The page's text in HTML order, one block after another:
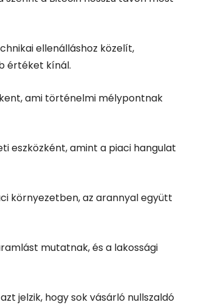
ellenálláshoz közelít,
értéket kínál.
ami történelmi mélypontnak
eszközként, amint a piaci hangulat
környezetben, az arannyal együtt
mutatnak, és a lakossági
jelzik, hogy sok vásárló nullszaldó